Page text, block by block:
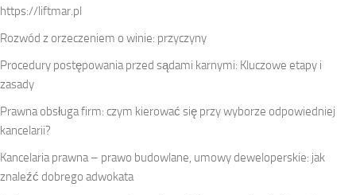
https://liftmar.pl
Rozwód z orzeczeniem o winie: przyczyny
Procedury postępowania przed sądami karnymi: Kluczowe etapy i
zasady
Prawna obsługa firm: czym kierować się przy wyborze odpowiedniej
kancelarii?
Kancelaria prawna – prawo budowlane, umowy deweloperskie: jak
znaleźć dobrego adwokata